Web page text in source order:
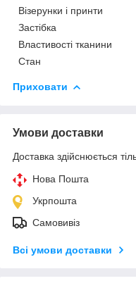
Візерунки і принти
Застібка
Властивості тканини
Стан
Приховати
Умови доставки
Доставка здійснюється
Нова Пошта
Укрпошта
Самовивіз
Всі умови доставки